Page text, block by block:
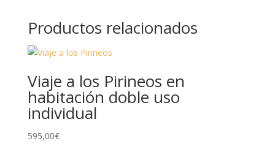
Productos relacionados
Viaje a los Pirineos en
habitación doble uso
individual
595,00€